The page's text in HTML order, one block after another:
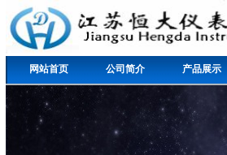
网站首页 公司简介 产品展示